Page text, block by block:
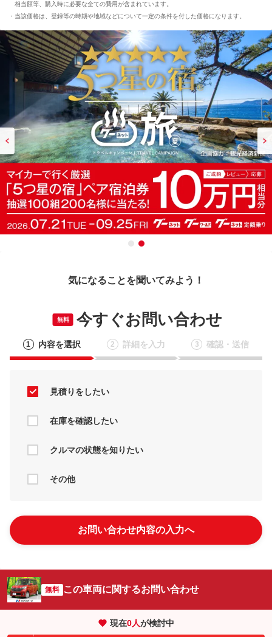
相当額等、購入時に必要な全ての費用が含まれています。
当該価格は、登録等の時期や地域などについて一定の条件を付した価格になります。
気になることを聞いてみよう！
無料 今すぐお問い合わせ
1 内容を選択 2 詳細を入力 3 確認・送信
見積りをしたい
在庫を確認したい
クルマの状態を知りたい
その他
お問い合わせ内容の入力へ
無料 この車両に関するお問い合わせ
現在0人が検討中